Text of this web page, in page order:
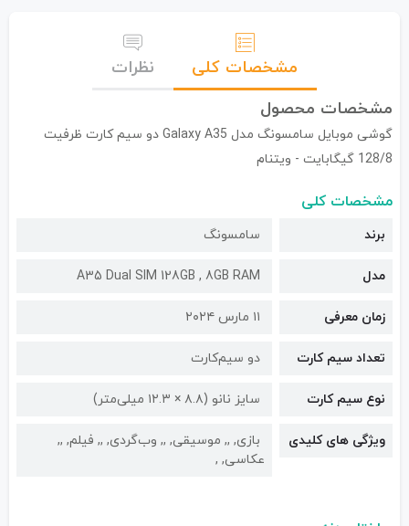
مشخصات کلی
نظرات
مشخصات محصول
گوشی موبایل سامسونگ مدل Galaxy A35 دو سیم کارت ظرفیت
128/8 گیگابایت - ویتنام
مشخصات کلی
برند سامسونگ
مدل A35 Dual SIM 128GB , 8GB RAM
زمان معرفی ۱۱ مارس ۲۰۲۴
تعداد سیم کارت دو سیم‌کارت
نوع سیم کارت سایز نانو (۸.۸ × ۱۲.۳ میلی‌متر)
ویژگی های کلیدی
بازی, ,, موسیقی, ,, وب‌گردی, ,, فیلم, ,,
عکاسی, ,